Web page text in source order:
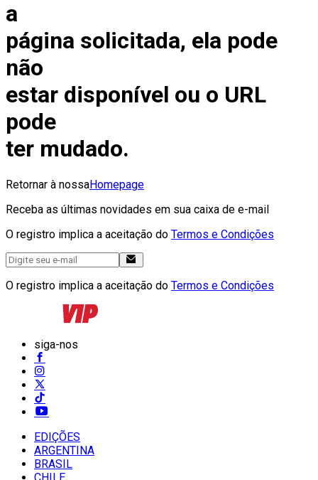
a
página solicitada, ela pode
não
estar disponível ou o URL
pode
ter mudado.
Retornar à nossaHomepage
Receba as últimas novidades em sua caixa de e-mail
O registro implica a aceitação do Termos e Condições
O registro implica a aceitação do Termos e Condições
siga-nos
EDIÇÕES
ARGENTINA
BRASIL